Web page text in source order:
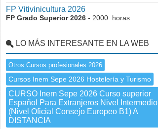
FP Vitivinicultura 2026
FP Grado Superior 2026 - 2000 horas
LO MÁS INTERESANTE EN LA WEB
Otros Cursos profesionales 2026
Cursos Inem Sepe 2026 Hostelería y Turismo
CURSO Inem Sepe 2026 Curso superior
Español Para Extranjeros Nivel Intermedio
(Nivel Oficial Consejo Europeo B1) A
DISTANCIA